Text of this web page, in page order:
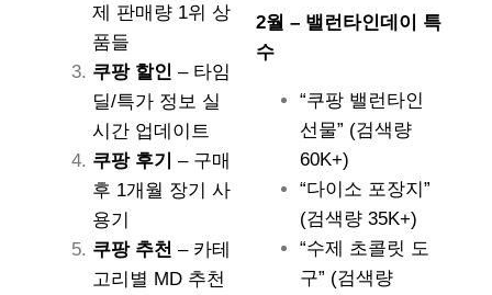
제 판매량 1위 상
품들
쿠팡 할인 – 타임
딜/특가 정보 실
시간 업데이트
쿠팡 후기
– 구매
후 1개월 장기 사
용기
쿠팡 추천 – 카테
고리별 MD 추천
2월 – 밸런타인데이 특
수
“쿠팡 밸런타인
선물” (검색량
60K+)
“다이소 포장지”
(검색량 35K+)
“수제 초콜릿 도
구” (검색량